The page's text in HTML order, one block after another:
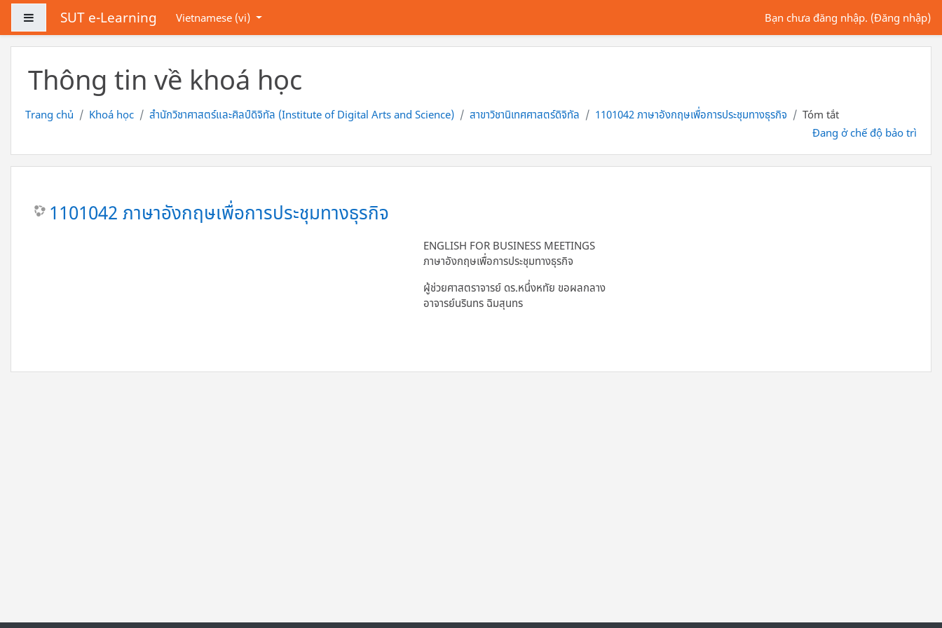
Chuyển tới nội dung chính
Bảng điều khiển cạnh
SUT e-Learning Vietnamese ‎(vi)‎ Bạn chưa đăng nhập. (Đăng nhập)
Thông tin về khoá học
Trang chủ Khoá học สำนักวิชาศาสตร์และศิลป์ดิจิทัล (Institute of Digital Arts and Science) สาขาวิชานิเทศศาสตร์ดิจิทัล 1101042 ภาษาอังกฤษเพื่อการประชุมทางธุรกิจ
Tóm tắt
Đang ở chế độ bảo trì
1101042 ภาษาอังกฤษเพื่อการประชุมทางธุรกิจ
ENGLISH FOR BUSINESS MEETINGS
ภาษาอังกฤษเพื่อการประชุมทางธุรกิจ
ผู้ช่วยศาสตราจารย์ ดร.หนึ่งหทัย ขอผลกลาง
อาจารย์นรินทร ฉิมสุนทร